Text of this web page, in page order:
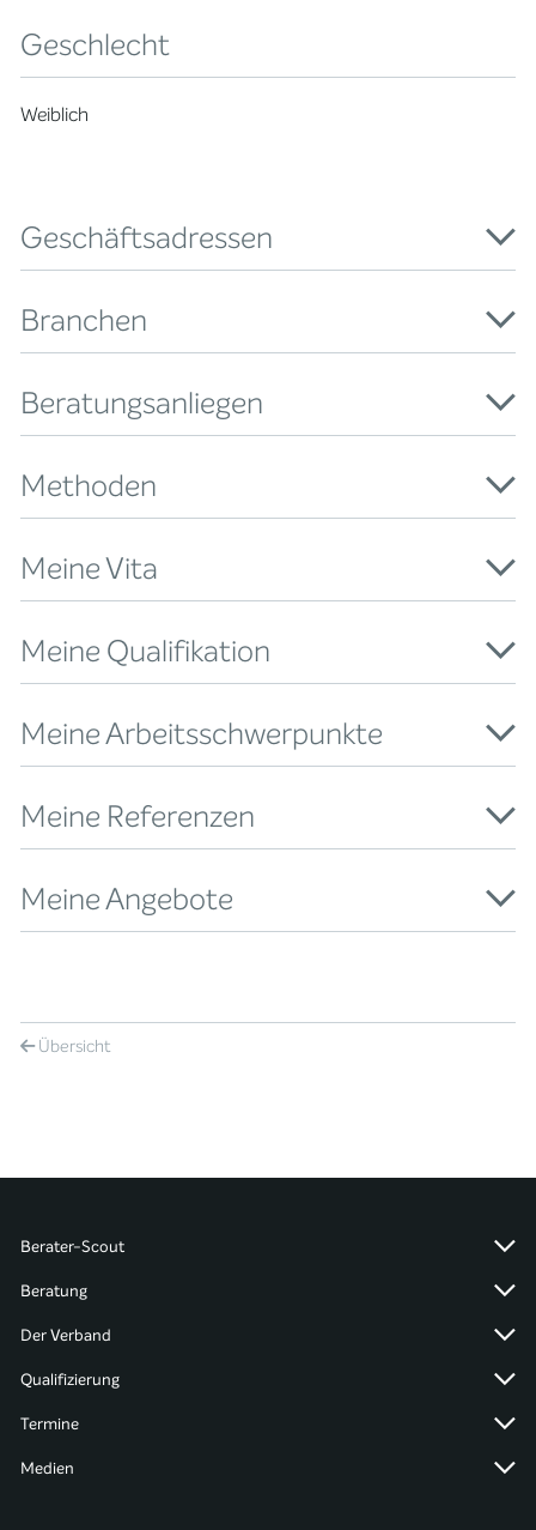
Geschlecht
Weiblich
Geschäftsadressen
Branchen
Beratungsanliegen
Methoden
Meine Vita
Meine Qualifikation
Meine Arbeitsschwerpunkte
Meine Referenzen
Meine Angebote
Übersicht
Berater-Scout
Beratung
Der Verband
Qualifizierung
Termine
Medien